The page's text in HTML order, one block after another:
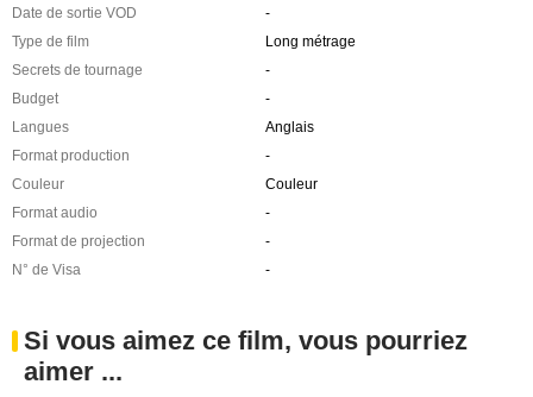
Date de sortie VOD
-
Type de film
Long métrage
Secrets de tournage
-
Budget
-
Langues
Anglais
Format production
-
Couleur
Couleur
Format audio
-
Format de projection
-
N° de Visa
-
Si vous aimez ce film, vous pourriez
aimer ...